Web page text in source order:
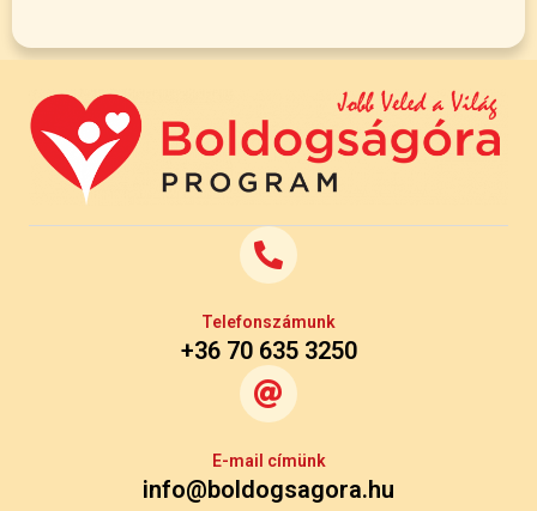
Telefonszámunk
+36 70 635 3250
E-mail címünk
info@boldogsagora.hu